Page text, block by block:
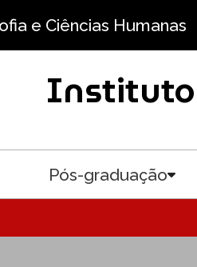
e Ciências Humanas
Instituto
Pós-graduação